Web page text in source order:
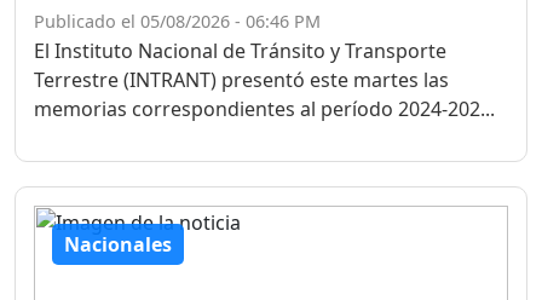
Publicado el 05/08/2026 - 06:46 PM
El Instituto Nacional de Tránsito y Transporte
Terrestre (INTRANT) presentó este martes las
memorias correspondientes al período 2024-202...
Nacionales